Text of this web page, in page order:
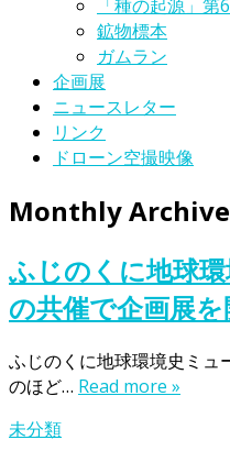
「種の起源」第
鉱物標本
ガムラン
企画展
ニュースレター
リンク
ドローン空撮映像
Monthly
ふじのくに地球
の共催で企画展を
ふじのくに地球環境史ミュ
のほど… Read more »
未分類